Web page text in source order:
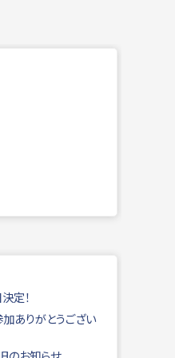
定！
ありがとうござい